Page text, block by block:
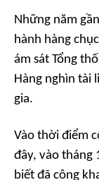
Những năm
hành hàng
ám sát Tổng
Hàng nghìn tài
gia.
Vào thời điểm
đây, vào tháng
biết đã công